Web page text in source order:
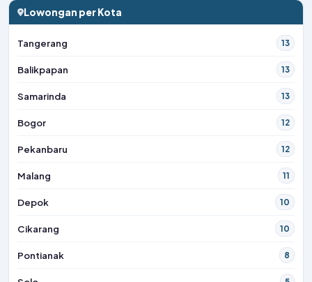
Lowongan per Kota
Tangerang 13
Balikpapan 13
Samarinda 13
Bogor 12
Pekanbaru 12
Malang 11
Depok 10
Cikarang 10
Pontianak 8